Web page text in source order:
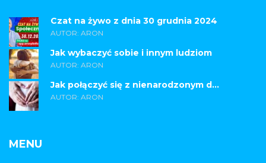
Czat na żywo z dnia 30 grudnia 2024
AUTOR: ARON
Jak wybaczyć sobie i innym ludziom
AUTOR: ARON
Jak połączyć się z nienarodzonym d...
AUTOR: ARON
MENU